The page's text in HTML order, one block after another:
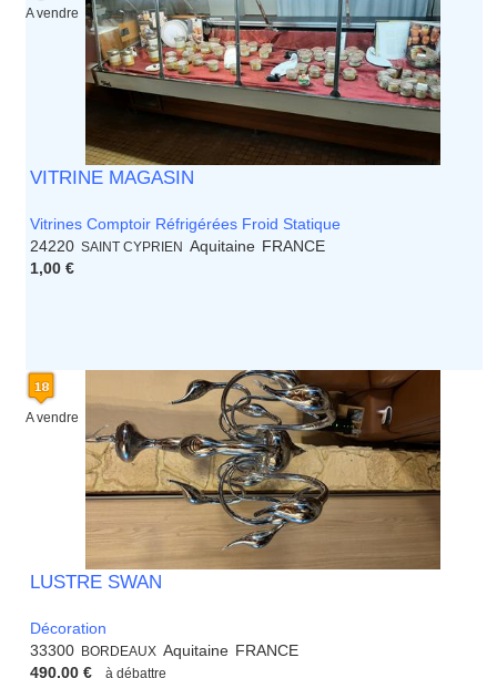
A vendre
VITRINE MAGASIN
Vitrines Comptoir Réfrigérées Froid Statique
24220 SAINT CYPRIEN Aquitaine FRANCE
1,00 €
A vendre
LUSTRE SWAN
Décoration
33300 BORDEAUX Aquitaine FRANCE
490,00 €
à débattre